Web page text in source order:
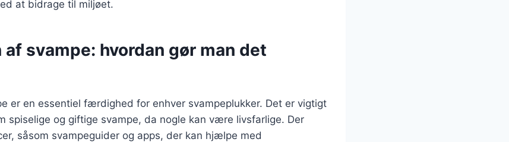
at bidrage til miljøet.
svampe: hvordan gør man det
er en essentiel færdighed for enhver svampeplukker. Det er vigtigt
spiselige og giftige svampe, da nogle kan være livsfarlige. Der
såsom svampeguider og apps, der kan hjælpe med